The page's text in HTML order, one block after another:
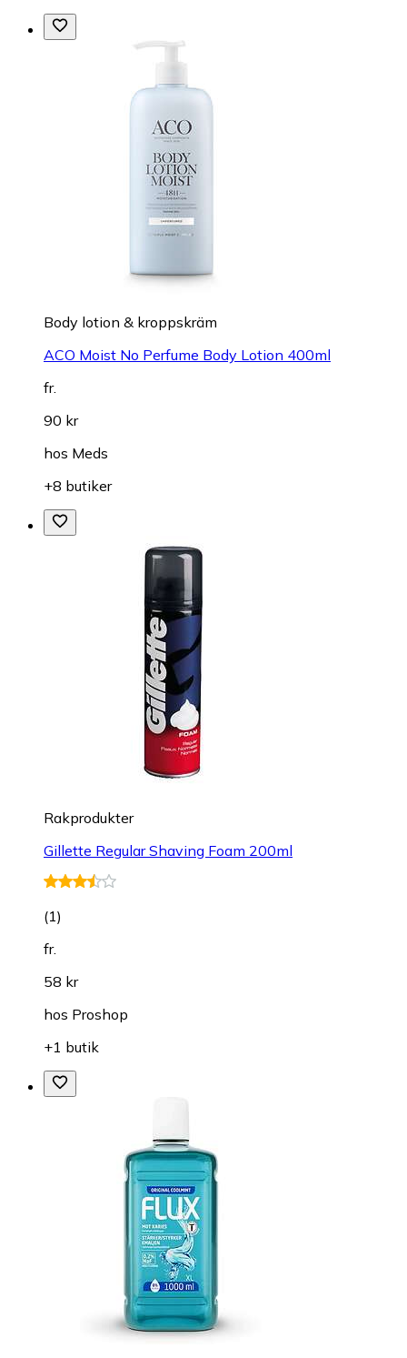
Body lotion & kroppskräm
ACO Moist No Perfume Body Lotion 400ml
fr.
90 kr
hos Meds
+8 butiker
Rakprodukter
Gillette Regular Shaving Foam 200ml
(1)
fr.
58 kr
hos Proshop
+1 butik